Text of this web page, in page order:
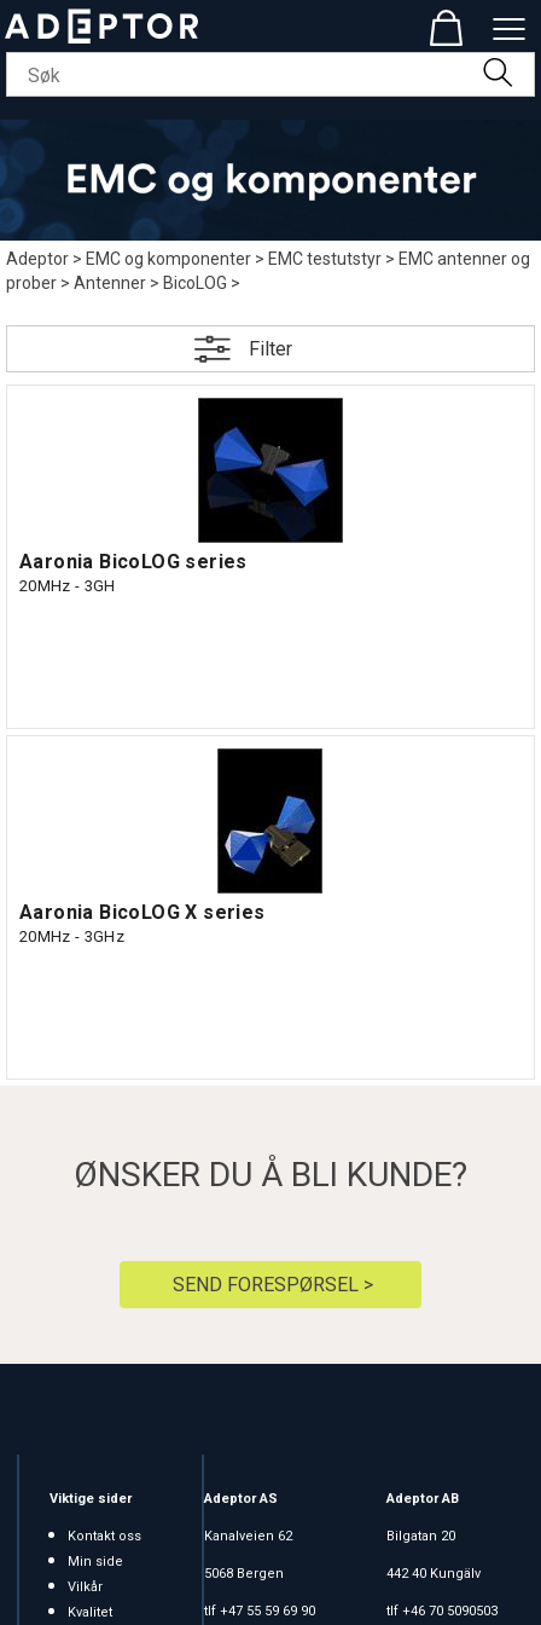
Adeptor>EMC og komponenter>EMC testutstyr>EMC antenner og
prober>Antenner>BicoLOG>
Filter
Aaronia BicoLOG series
20MHz - 3GH
Aaronia BicoLOG X series
20MHz - 3GHz
ØNSKER DU Å BLI KUNDE?
SEND FORESPØRSEL >
Viktige sider
Kontakt oss
Min side
Vilkår
Kvalitet
Adeptor AS
Kanalveien 62
5068 Bergen
tlf +47 55 59 69 90
Adeptor AB
Bilgatan 20
442 40 Kungälv
tlf +46 70 5090503